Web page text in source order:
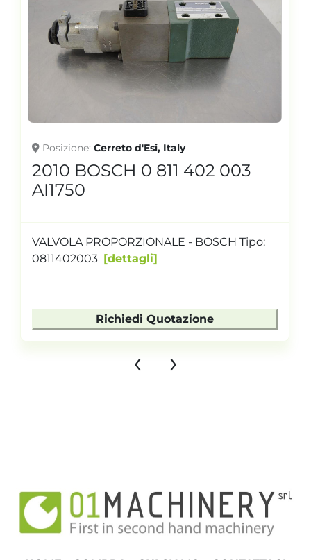
Posizione Cerreto d'Esi, Italy
2010 BOSCH 0 811 402 003
AI1750
VALVOLA PROPORZIONALE - BOSCH Tipo:
0811402003
dettagli
Richiedi Quotazione
‹ ›